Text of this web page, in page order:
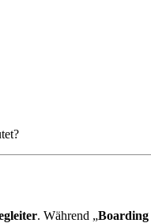
. Während „Boarding